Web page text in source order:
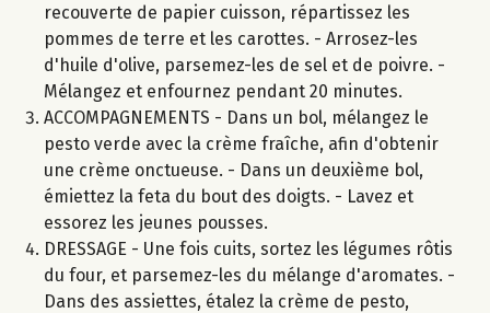
recouverte de papier cuisson, répartissez les
pommes de terre et les carottes. - Arrosez-les
d'huile d'olive, parsemez-les de sel et de poivre. -
Mélangez et enfournez pendant 20 minutes.
ACCOMPAGNEMENTS - Dans un bol, mélangez le
pesto verde avec la crème fraîche, afin d'obtenir
une crème onctueuse. - Dans un deuxième bol,
émiettez la feta du bout des doigts. - Lavez et
essorez les jeunes pousses.
DRESSAGE - Une fois cuits, sortez les légumes rôtis
du four, et parsemez-les du mélange d'aromates. -
Dans des assiettes, étalez la crème de pesto,